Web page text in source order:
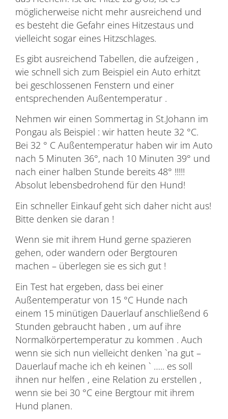
möglicherweise nicht mehr ausreichend und
es besteht die Gefahr eines Hitzestaus und
vielleicht sogar eines Hitzschlages.
Es gibt ausreichend Tabellen, die aufzeigen ,
wie schnell sich zum Beispiel ein Auto erhitzt
bei geschlossenen Fenstern und einer
entsprechenden Außentemperatur .
Nehmen wir einen Sommertag in St.Johann im
Pongau als Beispiel : wir hatten heute 32 °C.
Bei 32 ° C Außentemperatur haben wir im Auto
nach 5 Minuten 36°, nach 10 Minuten 39° und
nach einer halben Stunde bereits 48° !!!!!
Absolut lebensbedrohend für den Hund!
Ein schneller Einkauf geht sich daher nicht aus!
Bitte denken sie daran !
Wenn sie mit ihrem Hund gerne spazieren
gehen, oder wandern oder Bergtouren
machen – überlegen sie es sich gut !
Ein Test hat ergeben, dass bei einer
Außentemperatur von 15 °C Hunde nach
einem 15 minütigen Dauerlauf anschließend 6
Stunden gebraucht haben , um auf ihre
Normalkörpertemperatur zu kommen . Auch
wenn sie sich nun vielleicht denken `na gut –
Dauerlauf mache ich eh keinen ` ….. es soll
ihnen nur helfen , eine Relation zu erstellen ,
wenn sie bei 30 °C eine Bergtour mit ihrem
Hund planen.